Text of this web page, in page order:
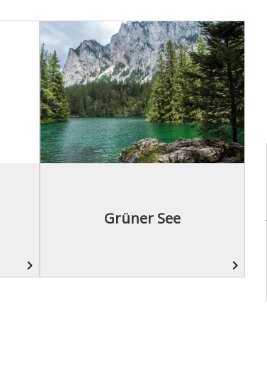
navigate_next
Grüner See
navigate_next